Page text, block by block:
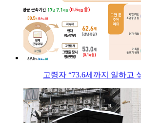
고령자 “73.6세까지 일하고